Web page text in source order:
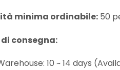
minima ordinabile: 50
consegna:
10 ~ 14 days